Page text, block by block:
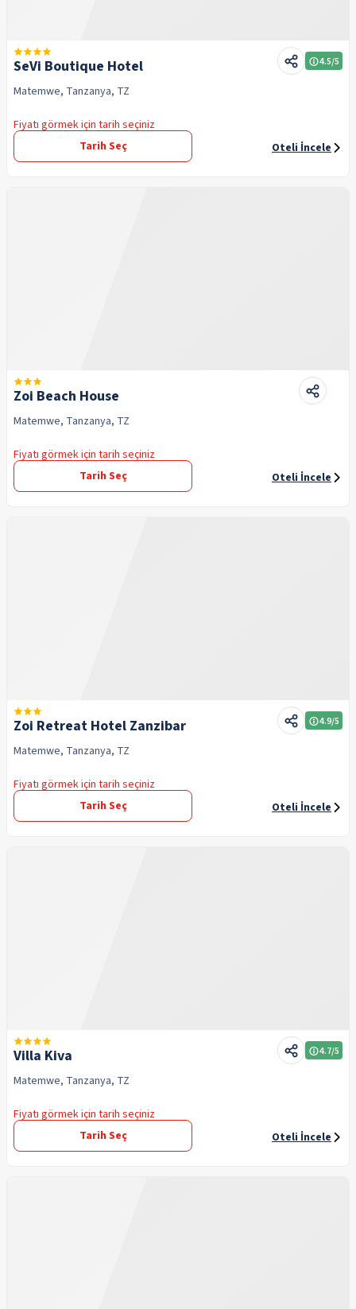
SeVi Boutique Hotel 4.5/5
Matemwe, Tanzanya, TZ
Fiyatı görmek için tarih seçiniz
Tarih Seç
Oteli İncele
Zoi Beach House
Matemwe, Tanzanya, TZ
Fiyatı görmek için tarih seçiniz
Tarih Seç
Oteli İncele
Zoi Retreat Hotel Zanzibar 4.9/5
Matemwe, Tanzanya, TZ
Fiyatı görmek için tarih seçiniz
Tarih Seç
Oteli İncele
Villa Kiva 4.7/5
Matemwe, Tanzanya, TZ
Fiyatı görmek için tarih seçiniz
Tarih Seç
Oteli İncele